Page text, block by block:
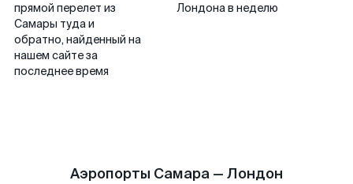
прямой перелет из
Самары туда и
обратно, найденный на
нашем сайте за
последнее время
Лондона в неделю
Аэропорты Самара — Лондон